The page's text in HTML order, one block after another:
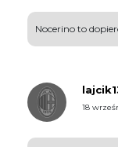
Nocerino to
18